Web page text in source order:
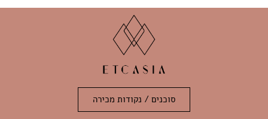
סוכנים / נקודות מכירה